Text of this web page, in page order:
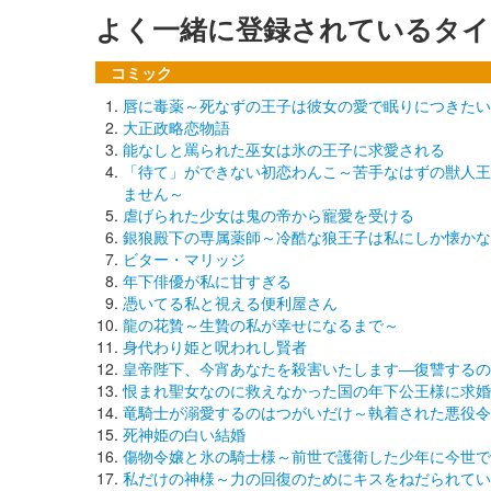
よく一緒に登録されているタ
コミック
唇に毒薬～死なずの王子は彼女の愛で眠りにつきた
大正政略恋物語
能なしと罵られた巫女は氷の王子に求愛される
「待て」ができない初恋わんこ～苦手なはずの獣人
ません～
虐げられた少女は鬼の帝から寵愛を受ける
銀狼殿下の専属薬師～冷酷な狼王子は私にしか懐か
ビター・マリッジ
年下俳優が私に甘すぎる
憑いてる私と視える便利屋さん
龍の花贄～生贄の私が幸せになるまで～
身代わり姫と呪われし賢者
皇帝陛下、今宵あなたを殺害いたします―復讐する
恨まれ聖女なのに救えなかった国の年下公王様に求
竜騎士が溺愛するのはつがいだけ～執着された悪役
死神姫の白い結婚
傷物令嬢と氷の騎士様～前世で護衛した少年に今世
私だけの神様～力の回復のためにキスをねだられて